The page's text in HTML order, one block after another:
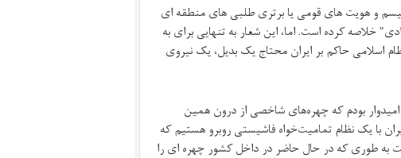
و هویت های قومی یا برتری طلبی های منطقه ای
خلاصه کرده است. اما، این شعار به تنهایی برای به
اسلامی حاکم بر ایران محتاج یک بدیل، یک نیروی
بودم که چهره‌های شاخصی از درون همین
با یک نظام تمامیت‌خواه فاشیستی روبرو هستیم که
به طوری که در حال حاضر در داخل کشور چهره ای را